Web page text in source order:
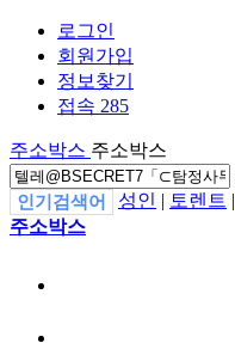
로그인
회원가입
정보찾기
접속 285
주소박스 주소박스
인기검색어 성인 | 토렌트 |
주소박스